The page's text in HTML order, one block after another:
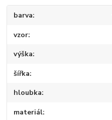
barva
vzor
výška
šířka
hloubka
materiál